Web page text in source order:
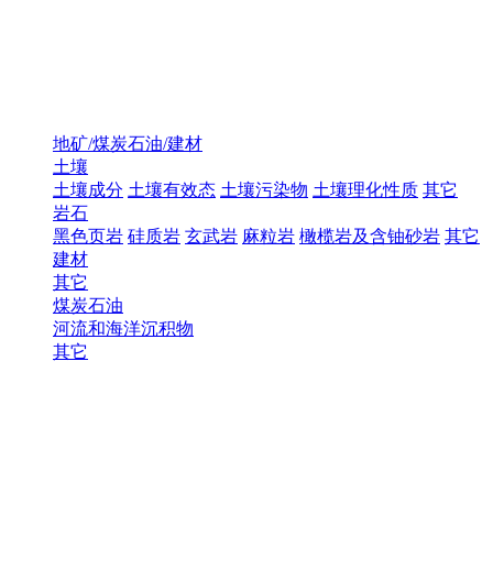
地矿/煤炭石油/建材
土壤
土壤成分 土壤有效态 土壤污染物 土壤理化性质 其它
岩石
黑色页岩 硅质岩 玄武岩 麻粒岩 橄榄岩及含铀砂岩 其它
建材
其它
煤炭石油
河流和海洋沉积物
其它